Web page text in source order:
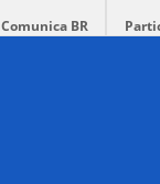
Comunica BR